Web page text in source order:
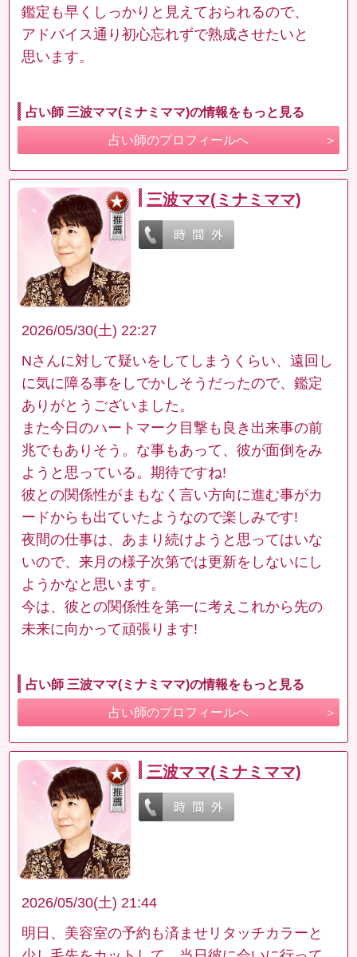
鑑定も早くしっかりと見えておられるので、
アドバイス通り初心忘れずで熟成させたいと
思います。
占い師 三波ママ(ミナミママ)の情報をもっと見る
占い師のプロフィールへ
三波ママ(ミナミママ)
2026/05/30(土) 22:27
Nさんに対して疑いをしてしまうくらい、遠回し
に気に障る事をしでかしそうだったので、鑑定
ありがとうございました。
また今日のハートマーク目撃も良き出来事の前
兆でもありそう。な事もあって、彼が面倒をみ
ようと思っている。期待ですね!
彼との関係性がまもなく言い方向に進む事がカ
ードからも出ていたようなので楽しみです!
夜間の仕事は、あまり続けようと思ってはいな
いので、来月の様子次第では更新をしないにし
ようかなと思います。
今は、彼との関係性を第一に考えこれから先の
未来に向かって頑張ります!
占い師 三波ママ(ミナミママ)の情報をもっと見る
占い師のプロフィールへ
三波ママ(ミナミママ)
2026/05/30(土) 21:44
明日、美容室の予約も済ませリタッチカラーと